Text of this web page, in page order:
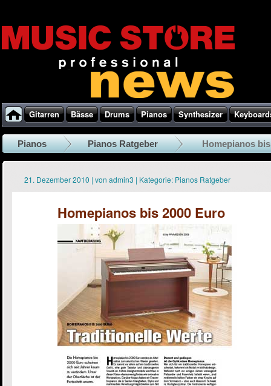
Gitarren Bässe Drums Pianos Synthesizer
Pianos Pianos Ratgeber Homepianos
21. Dezember 2010 | von admin3 | Kategorie: Pianos Ratgeber
Homepianos bis 2000 Euro